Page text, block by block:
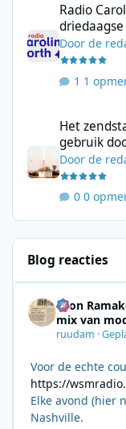
Radio
Doorde
1
Het
gebruik
Doorde
0
Blog reacties
Leon
mix van
ruudam ·
Voor de echte
https://
Elke avond (hier
Nashville.